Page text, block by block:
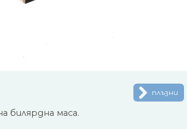
плъзни
билярдна маса.